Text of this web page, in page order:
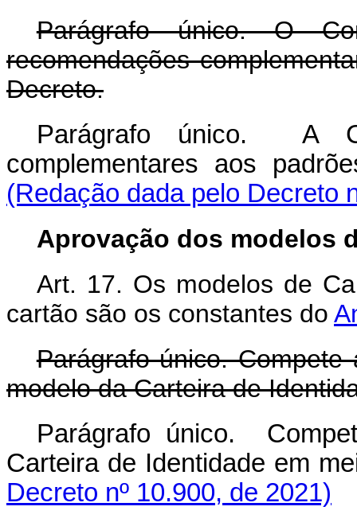
Parágrafo único. O
recomendações
Decreto.
Parágrafo único. A
complementares aos
(Redação dada pelo Decreto
Aprovação dos modelos
Art. 17. Os modelos de
cartão são os constantes do
Parágrafo único.
modelo da Carteira de
Parágrafo único.
Carteira de Identidade em
Decreto nº 10.900, de 2021)